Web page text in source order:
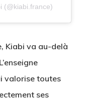
(@kiabi.france)
Kiabi va au-delà
valorise toutes
ses